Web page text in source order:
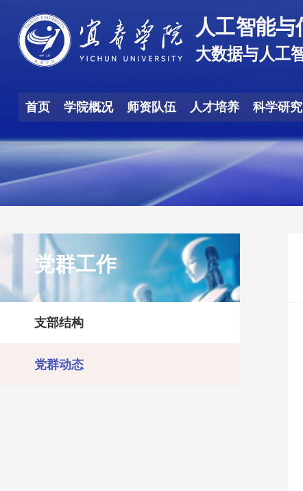
首页 学院概况 师资队伍 人才培养 科学研究
党群工作
支部结构
党群动态